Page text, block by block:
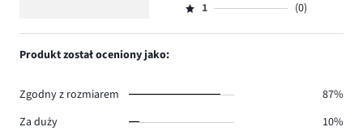
głosów
ilość
2,
Ocena
1,
1 (0)
Produkt został oceniony jako:
Zgodny z rozmiarem
87%
Za duży
10%